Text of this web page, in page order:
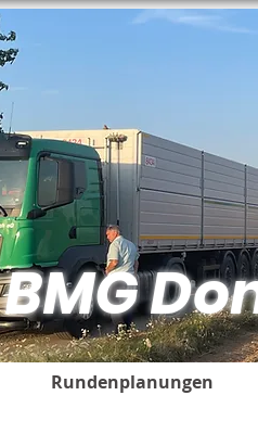
BMG
Rundenplanungen